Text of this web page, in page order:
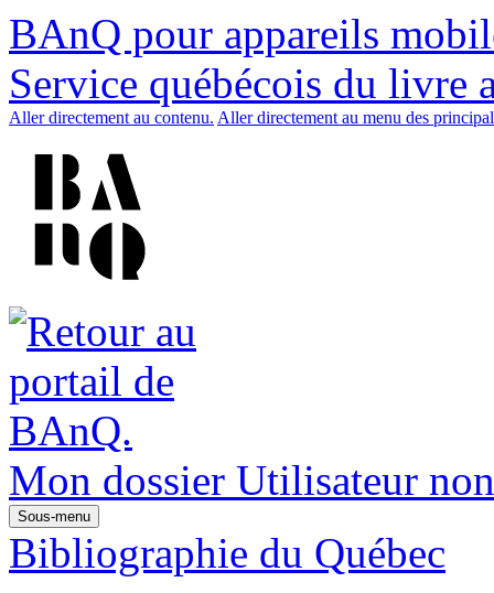
BAnQ pour appareils
Service québécois du livre
Aller directement au contenu. Aller directement au menu des
Mon dossier Utilisateur
Sous-menu
Bibliographie du Québec